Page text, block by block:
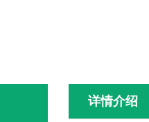
详情介绍